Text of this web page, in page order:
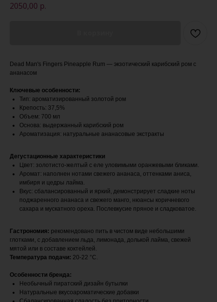
2050,00 р.
Dead Man's Fingers Pineapple Rum — экзотический карибский ром с
ананасом
Ключевые особенности:
Тип: ароматизированный золотой ром
Крепость: 37,5%
Объем: 700 мл
Основа: выдержанный карибский ром
Ароматизация: натуральные ананасовые экстракты
Дегустационные характеристики
Цвет: золотисто-желтый с еле уловимыми оранжевыми бликами.
Аромат: наполнен нотами свежего ананаса, оттенками аниса,
имбиря и цедры лайма.
Вкус: сбалансированный и яркий, демонстрирует сладкие ноты
поджаренного ананаса и свежего манго, нюансы коричневого
сахара и мускатного ореха. Послевкусие пряное и сладковатое.
Гастрономия: рекомендовано пить в чистом виде небольшими
глотками, с добавлением льда, лимонада, долькой лайма, свежей
мятой или в составе коктейлей.
Температура подачи: 20-22 °С.
Особенности бренда:
Необычный пиратский дизайн бутылки
Натуральные вкусоароматические добавки